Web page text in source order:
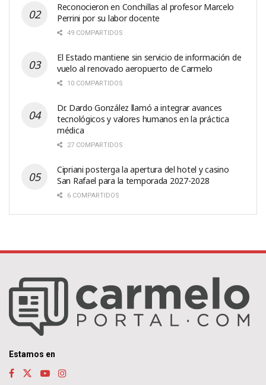
Reconocieron en Conchillas al profesor Marcelo
Perrini por su labor docente
49 COMPARTIDOS
El Estado mantiene sin servicio de información de
vuelo al renovado aeropuerto de Carmelo
10 COMPARTIDOS
Dr. Dardo González llamó a integrar avances
tecnológicos y valores humanos en la práctica
médica
27 COMPARTIDOS
Cipriani posterga la apertura del hotel y casino
San Rafael para la temporada 2027-2028
6 COMPARTIDOS
Estamos en